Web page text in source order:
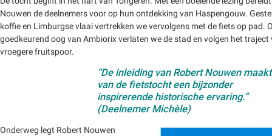
Nouwen de deelnemers voor op hun ontdekking van Haspengouw.
koffie en Limburgse vlaai vertrekken we vervolgens met de fiets op pad.
goedkeurend oog van Ambiorix verlaten we de stad en volgen het traject
vroegere fruitspoor.
“De inleiding van Robert Nouwen maakt
van de fietstocht een bijzonder
inspirerende historische ervaring.”
(Deelnemer Michèle)
Onderweg legt Robert Nouwen